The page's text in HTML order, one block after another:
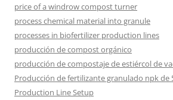
price of a windrow compost turner
process chemical material into granule
processes in biofertilizer production lines
producción de compost orgánico
producción de compostaje de estiércol de
Producción de fertilizante granulado npk de
Production Line Setup